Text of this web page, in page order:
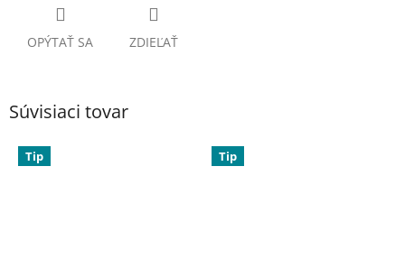
OPÝTAŤ SA ZDIEĽAŤ
Súvisiaci tovar
Tip Tip